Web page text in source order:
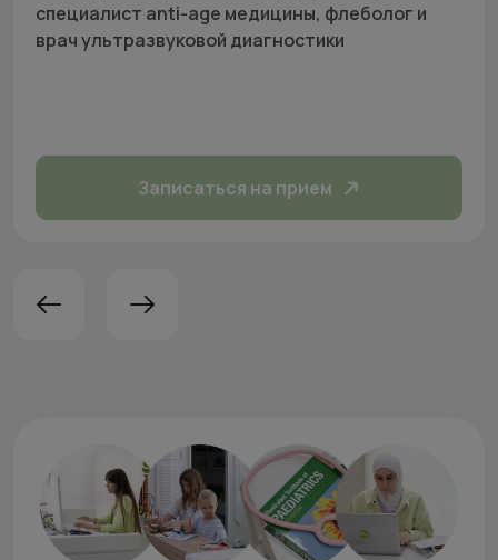
специалист anti-age медицины, флеболог и
врач ультразвуковой диагностики
Записаться на прием